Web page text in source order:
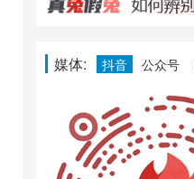
媒体: 抖音 公众号